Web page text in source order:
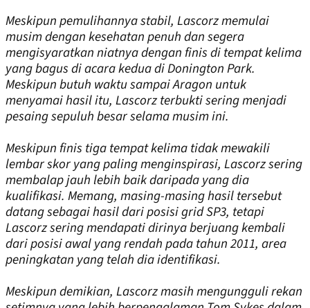
Meskipun pemulihannya stabil, Lascorz memulai
musim dengan kesehatan penuh dan segera
mengisyaratkan niatnya dengan finis di tempat kelima
yang bagus di acara kedua di Donington Park.
Meskipun butuh waktu sampai Aragon untuk
menyamai hasil itu, Lascorz terbukti sering menjadi
pesaing sepuluh besar selama musim ini.
Meskipun finis tiga tempat kelima tidak mewakili
lembar skor yang paling menginspirasi, Lascorz sering
membalap jauh lebih baik daripada yang dia
kualifikasi. Memang, masing-masing hasil tersebut
datang sebagai hasil dari posisi grid SP3, tetapi
Lascorz sering mendapati dirinya berjuang kembali
dari posisi awal yang rendah pada tahun 2011, area
peningkatan yang telah dia identifikasi.
Meskipun demikian, Lascorz masih mengungguli rekan